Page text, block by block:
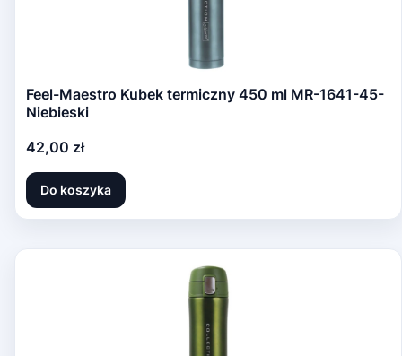
Feel-Maestro Kubek termiczny 450 ml MR-1641-45-
Niebieski
Cena
42,00 zł
Do koszyka